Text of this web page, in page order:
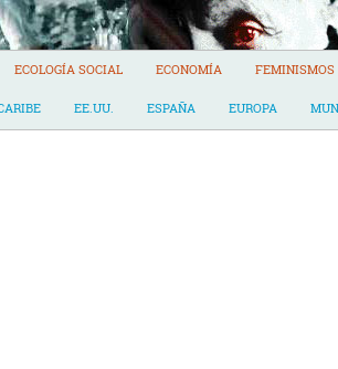
ECOLOGÍA SOCIAL ECONOMÍA FEMINISMOS
EE.UU. ESPAÑA EUROPA